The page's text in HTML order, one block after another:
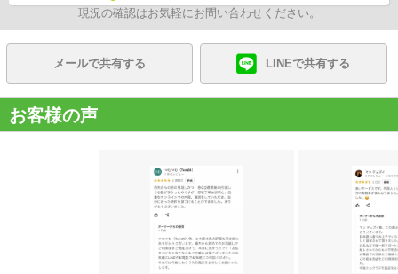
現況の確認はお気軽にお問い合わせください。
メールで共有する LINEで共有する
お客様の声